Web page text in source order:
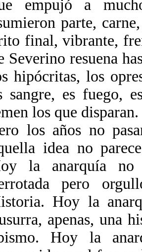
empujó a
parte,
final, vibrante,
Severino resuena
hipócritas, los
sangre, es fuego,
los que
los años no
idea no
la anarquía no
pero
Hoy la
apenas, una
Hoy la